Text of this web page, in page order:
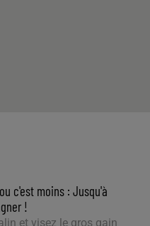
c'est moins : Jusqu'à
!
et visez le gros gain